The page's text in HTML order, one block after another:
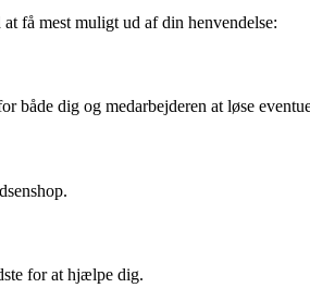
få mest muligt ud af din henvendelse:
både dig og medarbejderen at løse
for at hjælpe dig.